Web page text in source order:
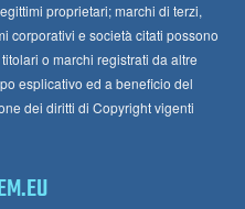
proprietari; marchi di terzi,
corporativi e società citati possono
o marchi registrati da altre
esplicativo ed a beneficio del
dei diritti di Copyright vigenti